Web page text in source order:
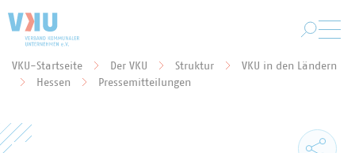
Sie befinden sich hier:
VKU-Startseite Der VKU Struktur
VKU in den Ländern
Hessen
Pressemitteilungen